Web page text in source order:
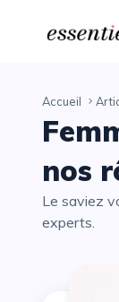
Accueil
nos
Le saviez vous ? Depuis l'application essentiELLE vous pouvez partager avec vos proches tous les articles de nos
experts.